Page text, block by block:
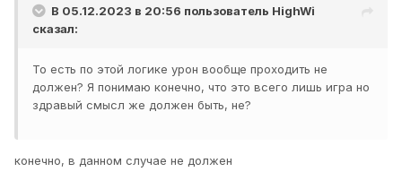
В 05.12.2023 в 20:56 пользователь HighWi
сказал:
То есть по этой логике урон вообще проходить не
должен? Я понимаю конечно, что это всего лишь игра но
здравый смысл же должен быть, не?
конечно, в данном случае не должен